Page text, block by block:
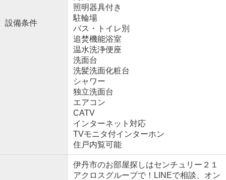
設備条件
照明器具付き
駐輪場
バス・トイレ別
追焚機能浴室
温水洗浄便座
洗面台
洗髪洗面化粧台
シャワー
独立洗面台
エアコン
CATV
インターネット対応
TVモニタ付インターホン
住戸内覧可能
伊丹市のお部屋探しはセンチュリー２１
アクロスグループで！LINEで相談、オン